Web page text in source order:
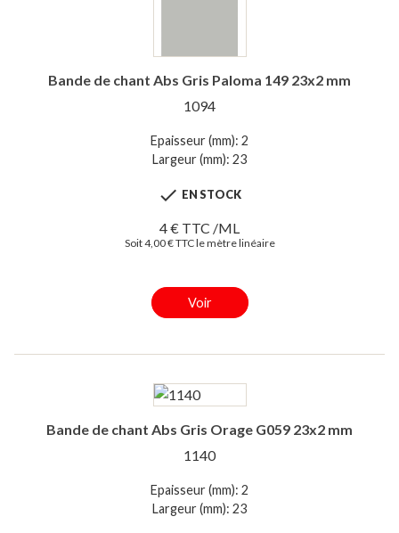
Bande de chant Abs Gris Paloma 149 23x2 mm
1094
Epaisseur (mm): 2
Largeur (mm): 23
 EN STOCK
4 € TTC /ML
Soit 4,00 € TTC le mètre linéaire
Voir
Bande de chant Abs Gris Orage G059 23x2 mm
1140
Epaisseur (mm): 2
Largeur (mm): 23